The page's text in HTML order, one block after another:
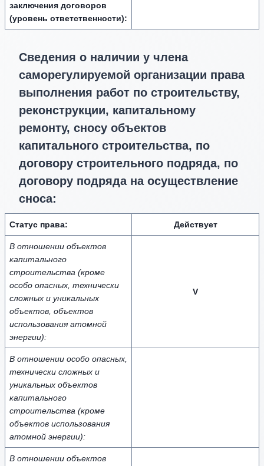
заключения договоров
(уровень ответственности):
Сведения о наличии у члена
саморегулируемой организации права
выполнения работ по строительству,
реконструкции, капитальному
ремонту, сносу объектов
капитального строительства, по
договору строительного подряда, по
договору подряда на осуществление
сноса:
Статус права: Действует
В отношении объектов
капитального
строительства (кроме
особо опасных, технически
сложных и уникальных
объектов, объектов
использования атомной
энергии):
V
В отношении особо опасных,
технически сложных и
уникальных объектов
капитального
строительства (кроме
объектов использования
атомной энергии):
В отношении объектов